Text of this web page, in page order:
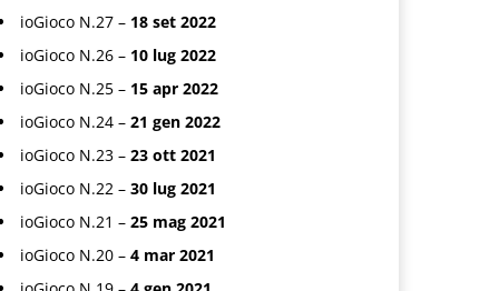
ioGioco N.27 – 18 set 2022
ioGioco N.26 – 10 lug 2022
ioGioco N.25 – 15 apr 2022
ioGioco N.24 – 21 gen 2022
ioGioco N.23 – 23 ott 2021
ioGioco N.22 – 30 lug 2021
ioGioco N.21 – 25 mag 2021
ioGioco N.20 – 4 mar 2021